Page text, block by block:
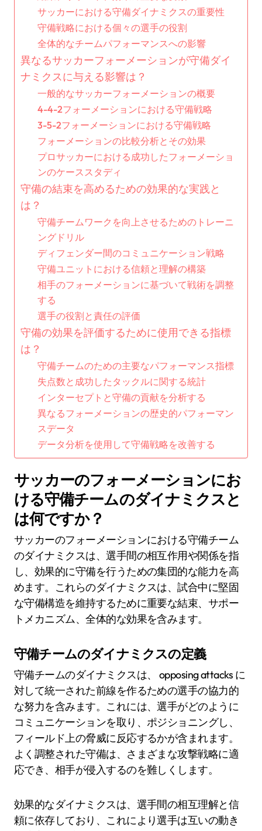
サッカーにおける守備ダイナミクスの重要性
守備戦略における個々の選手の役割
全体的なチームパフォーマンスへの影響
異なるサッカーフォーメーションが守備ダイ
ナミクスに与える影響は？
一般的なサッカーフォーメーションの概要
4-4-2フォーメーションにおける守備戦略
3-5-2フォーメーションにおける守備戦略
フォーメーションの比較分析とその効果
プロサッカーにおける成功したフォーメーショ
ンのケーススタディ
守備の結束を高めるための効果的な実践と
は？
守備チームワークを向上させるためのトレーニ
ングドリル
ディフェンダー間のコミュニケーション戦略
守備ユニットにおける信頼と理解の構築
相手のフォーメーションに基づいて戦術を調整
する
選手の役割と責任の評価
守備の効果を評価するために使用できる指標
は？
守備チームのための主要なパフォーマンス指標
失点数と成功したタックルに関する統計
インターセプトと守備の貢献を分析する
異なるフォーメーションの歴史的パフォーマン
スデータ
データ分析を使用して守備戦略を改善する
サッカーのフォーメーションにお
ける守備チームのダイナミクスと
は何ですか？
サッカーのフォーメーションにおける守備チーム
のダイナミクスは、選手間の相互作用や関係を指
し、効果的に守備を行うための集団的な能力を高
めます。これらのダイナミクスは、試合中に堅固
な守備構造を維持するために重要な結束、サポー
トメカニズム、全体的な効果を含みます。
守備チームのダイナミクスの定義
守備チームのダイナミクスは、 opposing attacks に
対して統一された前線を作るための選手の協力的
な努力を含みます。これには、選手がどのように
コミュニケーションを取り、ポジショニングし、
フィールド上の脅威に反応するかが含まれます。
よく調整された守備は、さまざまな攻撃戦略に適
応でき、相手が侵入するのを難しくします。
効果的なダイナミクスは、選手間の相互理解と信
頼に依存しており、これにより選手は互いの動き